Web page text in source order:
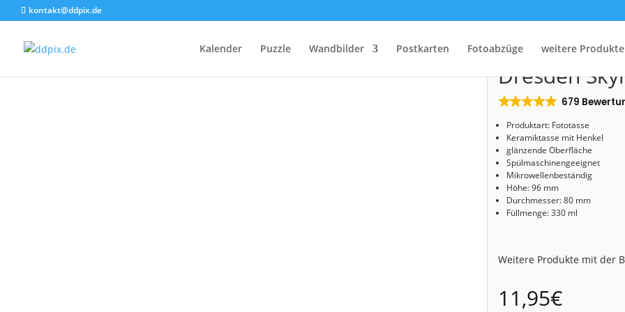
kontakt@ddpix.de
Kalender Puzzle Wandbilder Postkarten Fotoabzüge weitere Produkte
Start/Shop/Fototassen/ Fototasse (Nr. 00583) Dresden Skyline
Fototasse
Dresden
679
Produktart: Fototasse
Keramiktasse mit Henkel
glänzende Oberfläche
Spülmaschinengeeignet
Mikrowellenbeständig
Höhe: 96 mm
Durchmesser: 80 mm
Füllmenge: 330 ml
Weitere Produkte mit der
11,95€